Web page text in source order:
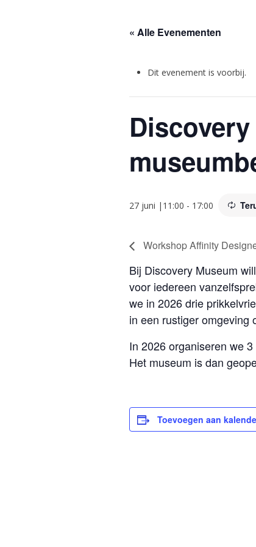
« Alle Evenementen
Dit evenement is voorbij.
27 juni |11:00 - 17:00
Workshop Affinity
Bij Discovery Museum
voor iedereen
we in 2026 drie
in een rustiger omgeving
In 2026 organiseren we
Het museum is dan
Toevoegen aan